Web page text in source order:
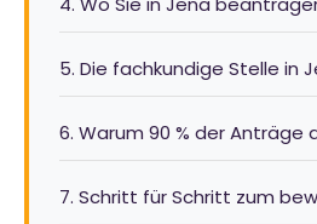
5. Die fachkundige Stelle in
6. Warum 90 % der Anträge
7. Schritt für Schritt zum